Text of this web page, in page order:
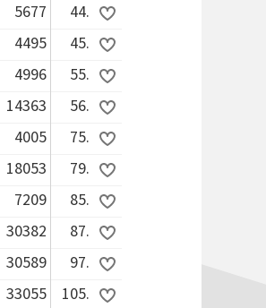
5677
44.
4495
45.
4996
55.
14363
56.
4005
75.
18053
79.
7209
85.
30382
87.
30589
97.
33055
105.